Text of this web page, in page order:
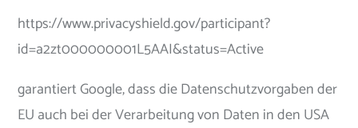
https://www.privacyshield.gov/participant?
id=a2zt000000001L5AAI&status=Active
garantiert Google, dass die Datenschutzvorgaben der
EU auch bei der Verarbeitung von Daten in den USA